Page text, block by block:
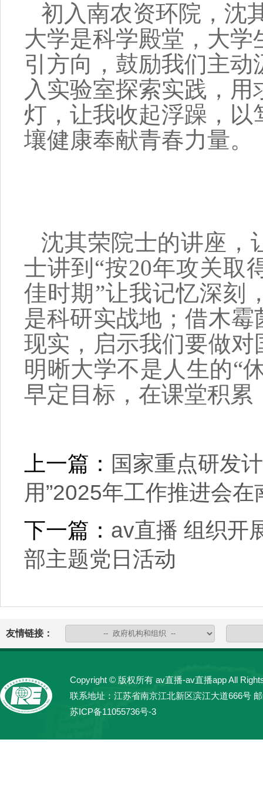
初入南农资环院，沈
大学是科学殿堂，大学
引方向，鼓励我们主
入实验室探索实践，
灯， 让我收起浮躁，以
壤健康奉献青春力量。
沈其荣院士的讲座，
士讲到 “按20年攻关取
佳时期”让我记忆深刻
是科研实战地；借木
现实，启示我们要做对
明晰大学不是人生的“
早定目标，在课堂积累
上一篇： 国家重点研发
用”2025年工作推进会
下一篇： av直播 组织开
部主题党日活动
友情链接：
Copyright © 版权所有 av直播-av直播app All
联系地址：江苏省南京江北新区滨江大道666号
苏ICP备11055736号-3